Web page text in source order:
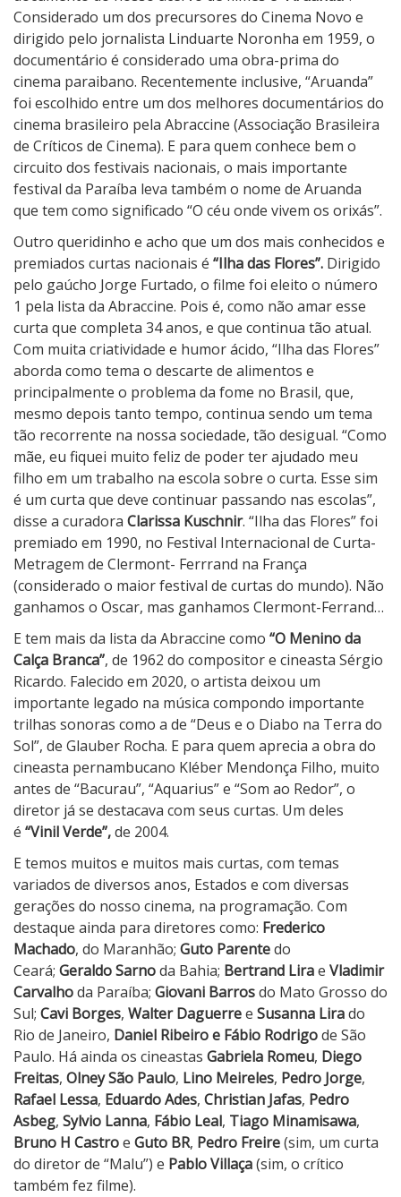
Considerado um dos precursores do Cinema Novo e
dirigido pelo jornalista Linduarte Noronha em 1959, o
documentário é considerado uma obra-prima do
cinema paraibano. Recentemente inclusive, “Aruanda”
foi escolhido entre um dos melhores documentários do
cinema brasileiro pela Abraccine (Associação Brasileira
de Críticos de Cinema). E para quem conhece bem o
circuito dos festivais nacionais, o mais importante
festival da Paraíba leva também o nome de Aruanda
que tem como significado “O céu onde vivem os orixás”.
Outro queridinho e acho que um dos mais conhecidos e
premiados curtas nacionais é “Ilha das Flores”. Dirigido
pelo gaúcho Jorge Furtado, o filme foi eleito o número
1 pela lista da Abraccine. Pois é, como não amar esse
curta que completa 34 anos, e que continua tão atual.
Com muita criatividade e humor ácido, “Ilha das Flores”
aborda como tema o descarte de alimentos e
principalmente o problema da fome no Brasil, que,
mesmo depois tanto tempo, continua sendo um tema
tão recorrente na nossa sociedade, tão desigual. “Como
mãe, eu fiquei muito feliz de poder ter ajudado meu
filho em um trabalho na escola sobre o curta. Esse sim
é um curta que deve continuar passando nas escolas”,
disse a curadora Clarissa Kuschnir. “Ilha das Flores” foi
premiado em 1990, no Festival Internacional de Curta-
Metragem de Clermont- Ferrrand na França
(considerado o maior festival de curtas do mundo). Não
ganhamos o Oscar, mas ganhamos Clermont-Ferrand…
E tem mais da lista da Abraccine como “O Menino da
Calça Branca”, de 1962 do compositor e cineasta Sérgio
Ricardo. Falecido em 2020, o artista deixou um
importante legado na música compondo importante
trilhas sonoras como a de “Deus e o Diabo na Terra do
Sol”, de Glauber Rocha. E para quem aprecia a obra do
cineasta pernambucano Kléber Mendonça Filho, muito
antes de “Bacurau”, “Aquarius” e “Som ao Redor”, o
diretor já se destacava com seus curtas. Um deles
é “Vinil Verde”,de 2004.
E temos muitos e muitos mais curtas, com temas
variados de diversos anos, Estados e com diversas
gerações do nosso cinema, na programação. Com
destaque ainda para diretores como: Frederico
Machado, do Maranhão; Guto Parentedo
Ceará; Geraldo Sarnoda Bahia; Bertrand Lirae Vladimir
Carvalhoda Paraíba; Giovani Barrosdo Mato Grosso do
Sul; Cavi Borges, Walter Daguerree Susanna Lirado
Rio de Janeiro, Daniel Ribeiro e Fábio Rodrigode São
Paulo. Há ainda os cineastas Gabriela Romeu, Diego
Freitas, Olney São Paulo, Lino Meireles, Pedro Jorge,
Rafael Lessa, Eduardo Ades, Christian Jafas, Pedro
Asbeg, Sylvio Lanna, Fábio Leal, Tiago Minamisawa,
Bruno H Castroe Guto BR, Pedro Freire(sim, um curta
do diretor de “Malu”) e Pablo Villaça(sim, o crítico
também fez filme).